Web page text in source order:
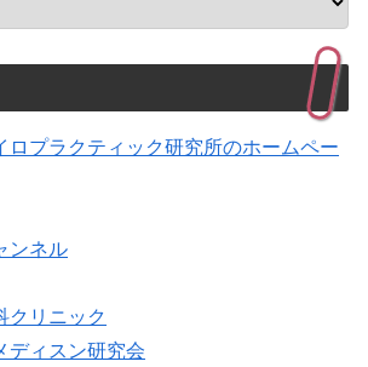
ロプラクティック研究所のホームペー
ンネル
クリニック
ディスン研究会